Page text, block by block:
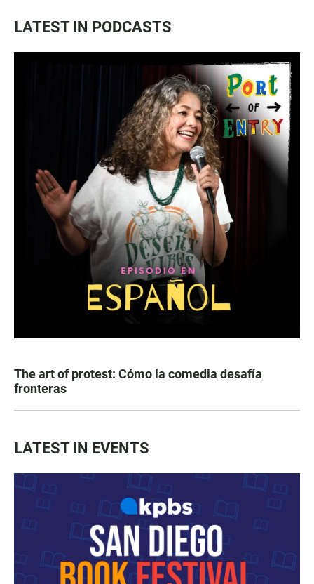
LATEST IN PODCASTS
The art of protest: Cómo la comedia desafía
fronteras
LATEST IN EVENTS